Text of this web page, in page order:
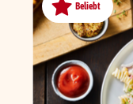
Beliebt